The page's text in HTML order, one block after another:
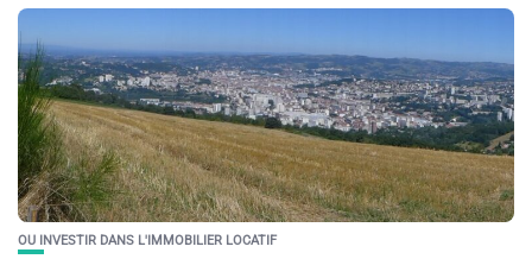
OU INVESTIR DANS L'IMMOBILIER LOCATIF